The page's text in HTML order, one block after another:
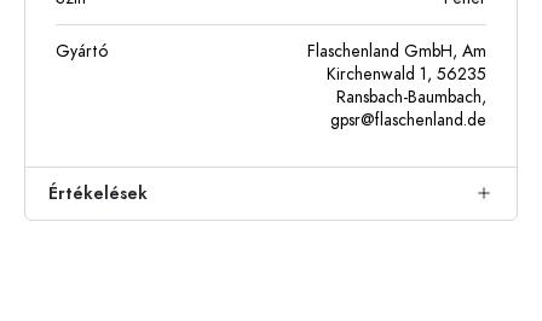
Gyártó
Flaschenland GmbH, Am
Kirchenwald 1, 56235
Ransbach-Baumbach,
gpsr@flaschenland.de
Értékelések